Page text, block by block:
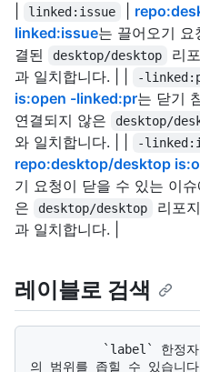
linked:issue
linked:issue는 끌어오기 요
결된
desktop/desktop
리
과 일치합니다. | |
-
is:open -linked:pr는 닫기
연결되지 않은
desktop/
와 일치합니다. | |
-
repo:desktop/desktop
기 요청이 닫을 수 있는 이
은
desktop/desktop
리포
과 일치합니다. |
레이블로 검색
의 범위를 좁힐 수 있습니